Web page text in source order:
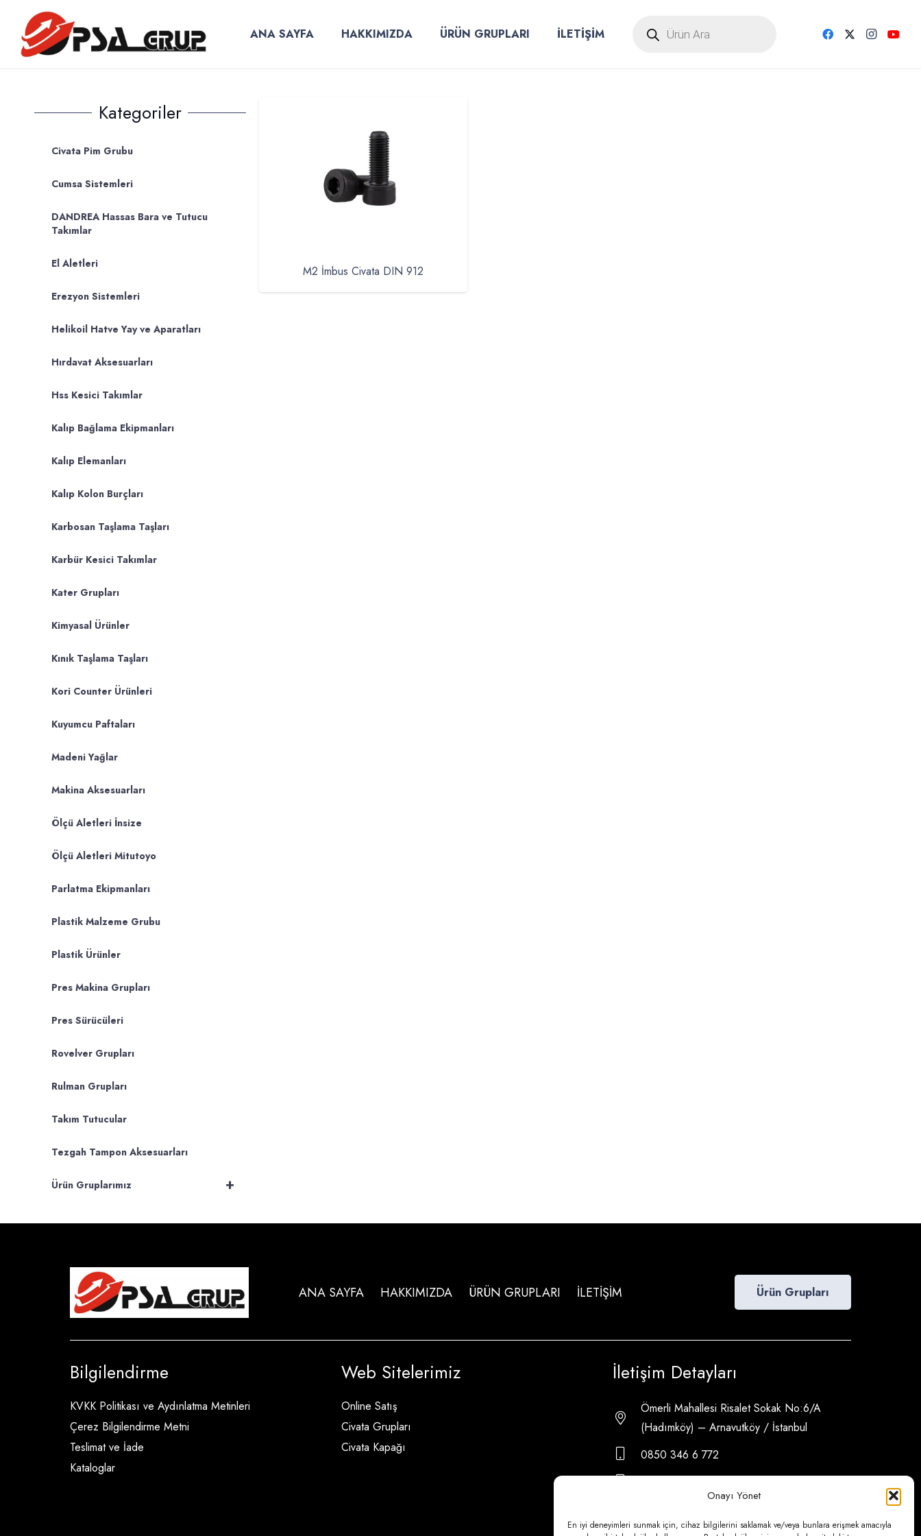
Onayı Yönet
En iyi deneyimleri sunmak için, cihaz bilgilerini saklamak ve/veya bunlara erişmek amacıyla
ANA SAYFA HAKKIMIZDA ÜRÜN GRUPLARI İLETİŞİM search
Kategoriler
Civata Pim Grubu
Cumsa Sistemleri
DANDREA Hassas Bara ve Tutucu
Takımlar
El Aletleri
Erezyon Sistemleri
Helikoil Hatve Yay ve Aparatları
Hırdavat Aksesuarları
Hss Kesici Takımlar
Kalıp Bağlama Ekipmanları
Kalıp Elemanları
Kalıp Kolon Burçları
Karbosan Taşlama Taşları
Karbür Kesici Takımlar
Kater Grupları
Kimyasal Ürünler
Kınık Taşlama Taşları
Kori Counter Ürünleri
Kuyumcu Paftaları
Madeni Yağlar
Makina Aksesuarları
Ölçü Aletleri İnsize
Ölçü Aletleri Mitutoyo
Parlatma Ekipmanları
Plastik Malzeme Grubu
Plastik Ürünler
Pres Makina Grupları
Pres Sürücüleri
Rovelver Grupları
Rulman Grupları
Takım Tutucular
Tezgah Tampon Aksesuarları
+
Ürün Gruplarımız
M2 İmbus Civata DIN 912
ANA SAYFA HAKKIMIZDA ÜRÜN GRUPLARI İLETİŞİM Ürün Grupları
Bilgilendirme
KVKK Politikası ve Aydınlatma Metinleri
Çerez Bilgilendirme Metni
Teslimat ve İade
Kataloglar
Web Sitelerimiz
Online Satış
Civata Grupları
Civata Kapağı
İletişim Detayları
Ömerli Mahallesi Risalet Sokak No:6/A
(Hadımköy) – Arnavutköy / İstanbul
0850 346 6 772